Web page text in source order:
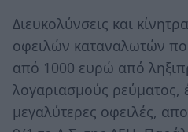
Διευκολύνσεις και
οφειλών καταναλωτών
από 1000 ευρώ από
λογαριασμούς ρεύματος,
μεγαλύτερες οφειλές,